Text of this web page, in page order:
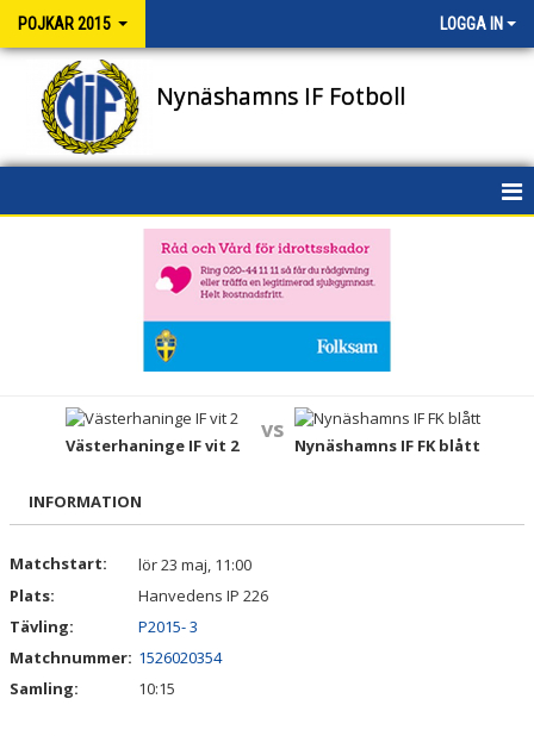
POJKAR 2015 LOGGA IN
Nynäshamns IF Fotboll
TRUPPEN
BILDGALLERI
KONTAKT
Västerhaninge IF vit 2
vs
Nynäshamns IF FK blått
INFORMATION
Matchstart:
lör 23 maj, 11:00
Plats:
Hanvedens IP 226
Tävling:
P2015- 3
Matchnummer: 1526020354
Samling:
10:15